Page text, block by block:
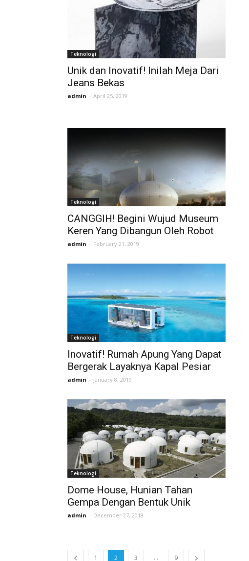
Teknologi
Unik dan Inovatif! Inilah Meja Dari
Jeans Bekas
admin - April 25, 2019
Teknologi
CANGGIH! Begini Wujud Museum
Keren Yang Dibangun Oleh Robot
admin - February 21, 2019
Teknologi
Inovatif! Rumah Apung Yang Dapat
Bergerak Layaknya Kapal Pesiar
admin - January 8, 2019
Teknologi
Dome House, Hunian Tahan
Gempa Dengan Bentuk Unik
admin - December 27, 2018
1 2 3 ... 9